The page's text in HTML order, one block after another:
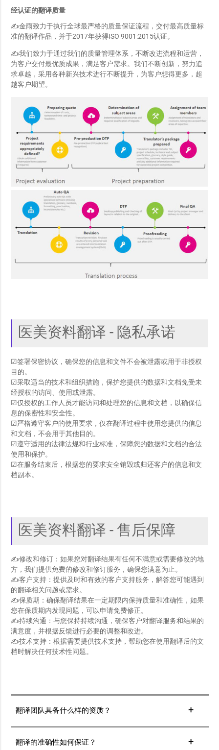
经认证的翻译质量
✍金雨致力于执行全球最严格的质量保证流程，交付最高质量标
准的翻译作品，并于2017年获得ISO 9001:2015认证。
✍我们致力于通过我们的质量管理体系，不断改进流程和运营，
为客户交付最优质成果，满足客户需求。我们不断创新，努力追
求卓越，采用各种新兴技术进行不断提升，为客户想得更多，超
越客户期望。
医美资料翻译 - 隐私承诺
☑签署保密协议，确保您的信息和文件不会被泄露或用于非授权
目的。
☑采取适当的技术和组织措施，保护您提供的数据和文档免受未
经授权的访问、使用或泄露。
☑仅授权的工作人员才能访问和处理您的信息和文档，以确保信
息的保密性和安全性。
☑严格遵守客户的使用要求，仅在翻译过程中使用您提供的信息
和文档，不会用于其他目的。
☑遵守适用的法律法规和行业标准，保障您的数据和文档的合法
使用和保护。
☑在服务结束后，根据您的要求安全销毁或归还客户的信息和文
档副本。
医美资料翻译 - 售后保障
✍修改和修订：如果您对翻译结果有任何不满意或需要修改的地
方，我们提供免费的修改和修订服务，确保您满意为止。
✍客户支持：提供及时和有效的客户支持服务，解答您可能遇到
的翻译相关问题或需求。
✍保质期：确保翻译结果在一定期限内保持质量和准确性，如果
您在保质期内发现问题，可以申请免费修正。
✍持续沟通：与您保持持续沟通，确保客户对翻译服务和结果的
满意度，并根据反馈进行必要的调整和改进。
✍技术支持：根据需要提供技术支持，帮助您在使用翻译后的文
档时解决任何技术性问题。
翻译团队具备什么样的资质？
我们的翻译团队由经验丰富、资质认证的专业翻译人员组
成，他们精通各种语言和行业领域，能够为您提供高质量
的翻译服务。
翻译的准确性如何保证？